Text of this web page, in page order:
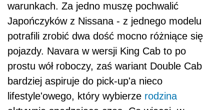
warunkach. Za jedno muszę pochwalić
Japończyków z Nissana - z jednego modelu
potrafili zrobić dwa dość mocno różniące się
pojazdy. Navara w wersji King Cab to po
prostu wół roboczy, zaś wariant Double Cab
bardziej aspiruje do pick-up'a nieco
lifestyle'owego, który wybierze rodzina